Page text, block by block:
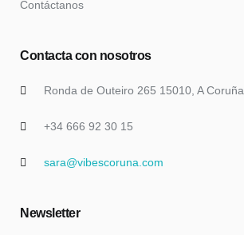
Contáctanos
Contacta con nosotros
Ronda de Outeiro 265 15010, A Coruña
+34 666 92 30 15
sara@vibescoruna.com
Newsletter